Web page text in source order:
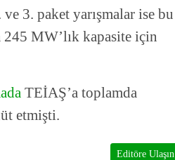
3. paket yarışmalar ise bu
245 MW’lık kapasite için
TEİAŞ’a toplamda
etmişti.
Editöre Ulaşın